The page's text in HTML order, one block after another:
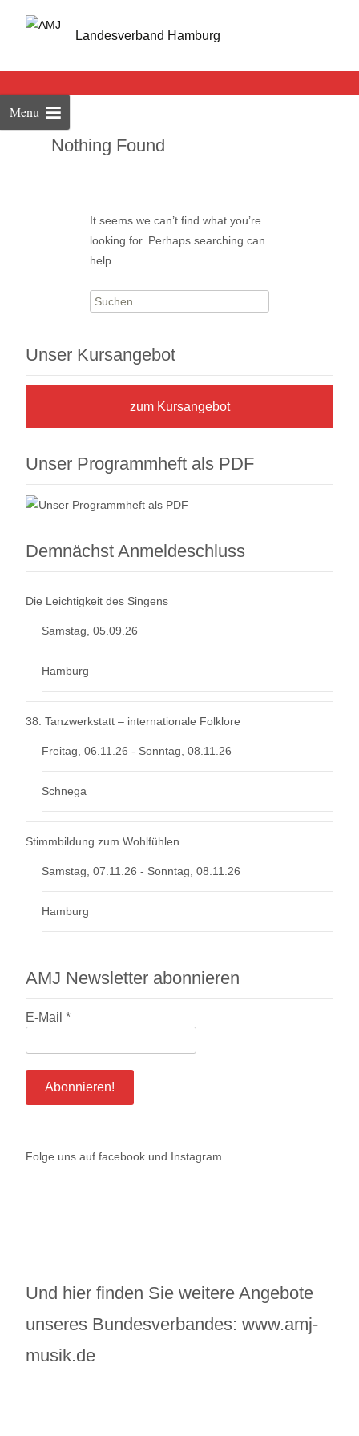
Landesverband Hamburg
Menu
Nothing Found
It seems we can’t find what you’re
looking for. Perhaps searching can
help.
Suchen
Unser Kursangebot
zum Kursangebot
Unser Programmheft als PDF
Demnächst Anmeldeschluss
Die Leichtigkeit des Singens
Samstag, 05.09.26
Hamburg
38. Tanzwerkstatt – internationale Folklore
Freitag, 06.11.26 - Sonntag, 08.11.26
Schnega
Stimmbildung zum Wohlfühlen
Samstag, 07.11.26 - Sonntag, 08.11.26
Hamburg
AMJ Newsletter abonnieren
E-Mail *
Folge uns auf facebook und Instagram
Und hier finden Sie weitere Angebote
unseres Bundesverbandes: www.amj-
musik.de